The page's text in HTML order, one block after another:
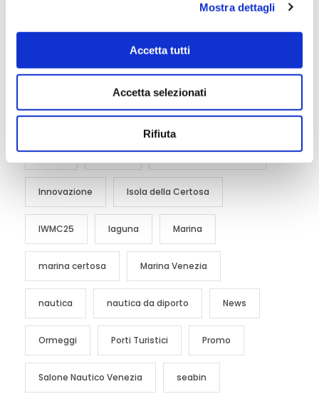
Mostra dettagli
Accetta tutti
Accetta selezionati
Rifiuta
certosa
COnferenza Mondiale dei Porti Turistici Eventi
green icomia ICOMIA; ICOMIA 2025
Innovazione Isola della Certosa
IWMC25 laguna Marina
marina certosa Marina Venezia
nautica nautica da diporto News
Ormeggi Porti Turistici Promo
Salone Nautico Venezia seabin